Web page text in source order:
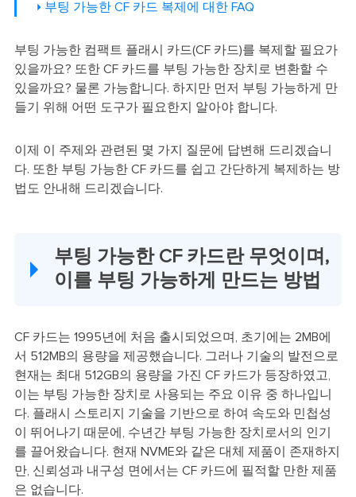
부팅 가능한 CF 카드 복제에 대한 FAQ
부팅 가능한 컴팩트 플래시 카드(CF 카드)를 복제할 필요가
있을까요? 또한 CF 카드를 부팅 가능한 장치로 변환할 수
있을까요? 물론 가능합니다. 하지만 먼저 부팅 가능하게 만
들기 위해 어떤 도구가 필요한지 알아야 합니다.
이제 이 주제와 관련된 몇 가지 질문에 답변해 드리겠습니
다. 또한 부팅 가능한 CF 카드를 쉽고 간단하게 복제하는 방
법도 안내해 드리겠습니다.
부팅 가능한 CF 카드란 무엇이며,
이를 부팅 가능하게 만드는 방법
CF 카드는 1995년에 처음 출시되었으며, 초기에는 2MB에
서 512MB의 용량을 제공했습니다. 그러나 기술의 발전으로
현재는 최대 512GB의 용량을 가진 CF 카드가 등장하였고,
이는 부팅 가능한 장치로 사용되는 주요 이유 중 하나입니
다. 플래시 스토리지 기술을 기반으로 하여 속도와 민첩성
이 뛰어나기 때문에, 수년간 부팅 가능한 장치로서의 인기
를 끌어왔습니다. 현재 NVME와 같은 대체 제품이 존재하지
만, 신뢰성과 내구성 면에서는 CF 카드에 필적할 만한 제품
은 없습니다.